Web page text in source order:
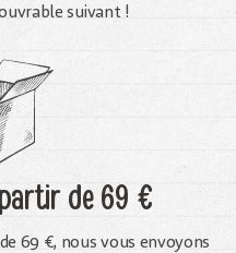
suivant !
de 69 €
69 €, nous vous envoyons